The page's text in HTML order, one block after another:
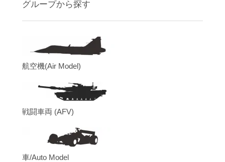
グループから探す
航空機(Air Model)
戦闘車両 (AFV)
車/Auto Model